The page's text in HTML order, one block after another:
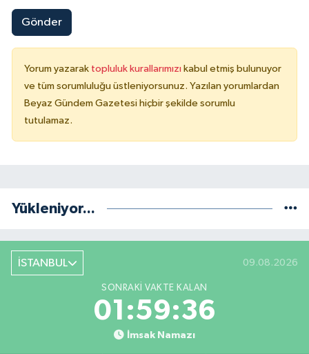
Gönder
Yorum yazarak topluluk kurallarımızı kabul etmiş bulunuyor
ve tüm sorumluluğu üstleniyorsunuz. Yazılan yorumlardan
Beyaz Gündem Gazetesi hiçbir şekilde sorumlu
tutulamaz.
Yükleniyor...
İSTANBUL 09.08.2026
SONRAKI VAKTE KALAN
01:59:35
İmsak Namazı